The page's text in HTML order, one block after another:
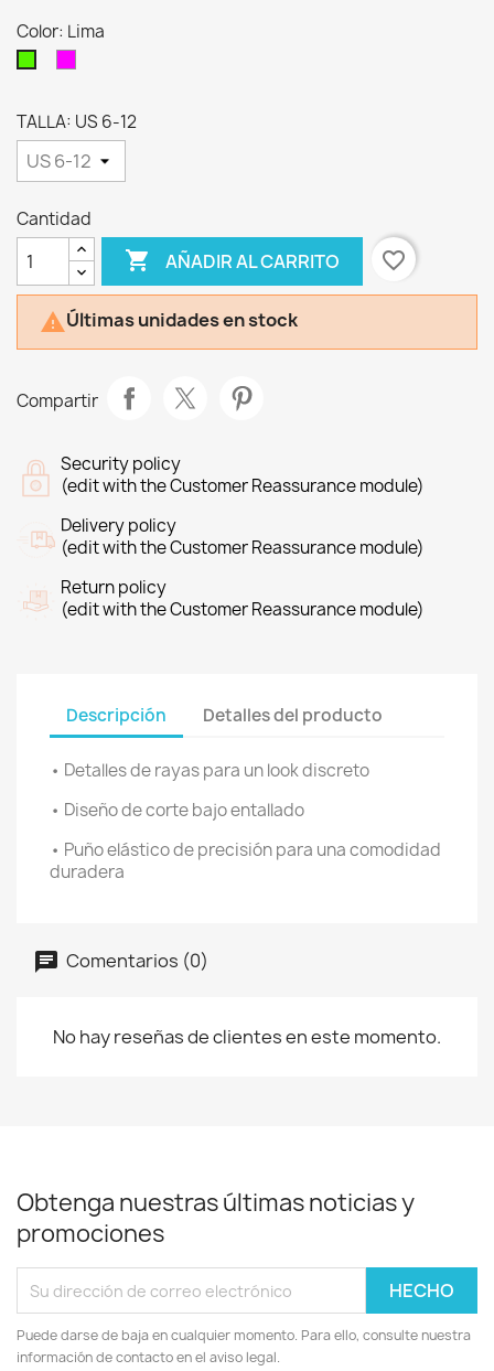
Color: Lima
TALLA: US 6-12
Cantidad
 AÑADIR AL CARRITO favorite_border
Últimas unidades en stock
Compartir
Security policy
(edit with the Customer Reassurance module)
Delivery policy
(edit with the Customer Reassurance module)
Return policy
(edit with the Customer Reassurance module)
Descripción Detalles del producto
• Detalles de rayas para un look discreto
• Diseño de corte bajo entallado
• Puño elástico de precisión para una comodidad
duradera
Comentarios (0)
No hay reseñas de clientes en este momento.
Obtenga nuestras últimas noticias y
promociones
Puede darse de baja en cualquier momento. Para ello, consulte nuestra
información de contacto en el aviso legal.